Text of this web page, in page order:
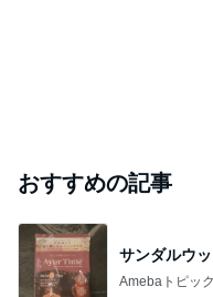
おすすめの記事
サンダルウ
Amebaトピッ